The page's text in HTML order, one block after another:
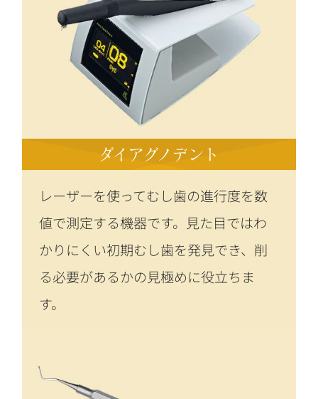
ダイアグノデント
レーザーを使ってむし歯の進行度を数
値で測定する機器です。見た目ではわ
かりにくい初期むし歯を発見でき、削
る必要があるかの見極めに役立ちま
す。